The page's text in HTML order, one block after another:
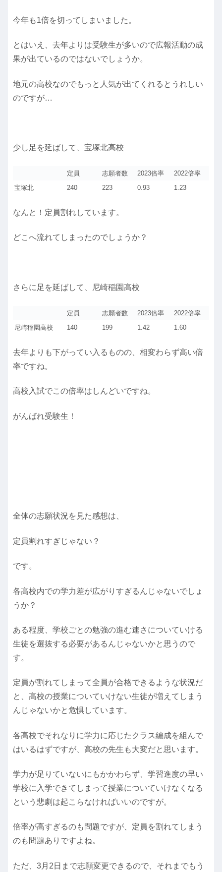
今年も1倍を切ってしまいました。
とはいえ、去年よりは受験生が多いので広報活動の成
果が出ているのではないでしょうか。
地元の高校なのでもっと人気が出てくれるとうれしい
のですが…
少し足を延ばして、宝塚北高校
定員 志願者数 2023倍率
2022倍率
宝塚北
240 223 0.93 1.23
なんと！定員割れしています。
どこへ流れてしまったのでしょうか？
さらに足を延ばして、尼崎稲園高校
定員 志願者数 2023倍率
2022倍率
尼崎稲園高校
140 199 1.42 1.60
去年よりも下がってい入るものの、相変わらず高い倍
率ですね。
高校入試でこの倍率はしんどいですね。
がんばれ受験生！
全体の志願状況を見た感想は、
定員割れすぎじゃない？
です。
各高校内での学力差が広がりすぎるんじゃないでしょ
うか？
ある程度、学校ごとの勉強の進む速さについていける
生徒を選抜する必要があるんじゃないかと思うので
す。
定員が割れてしまって全員が合格できるような状況だ
と、高校の授業についていけない生徒が増えてしまう
んじゃないかと危惧しています。
各高校でそれなりに学力に応じたクラス編成を組んで
はいるはずですが、高校の先生も大変だと思います。
学力が足りていないにもかかわらず、学習進度の早い
学校に入学できてしまって授業についていけなくなる
という悲劇は起こらなければいいのですが。
倍率が高すぎるのも問題ですが、定員を割れてしまう
のも問題ありですよね。
ただ、3月2日まで志願変更できるので、それまでもう